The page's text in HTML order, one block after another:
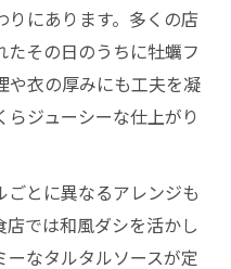
りにあります。多くの店
その日のうちに牡蠣フ
や衣の厚みにも工夫を凝
ジューシーな仕上がり
ごとに異なるアレンジも
では和風ダシを活かし
ーなタルタルソースが定